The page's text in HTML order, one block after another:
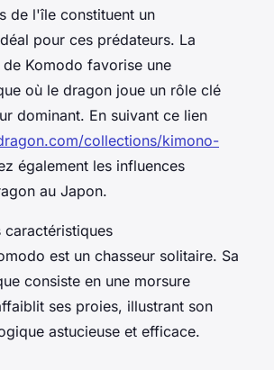
de l'île constituent un
pour ces prédateurs. La
Komodo favorise une
où le dragon joue un rôle clé
dominant. En suivant ce lien
collections/kimono-
également les influences
au Japon.
caractéristiques
est un chasseur solitaire. Sa
consiste en une morsure
ses proies, illustrant son
astucieuse et efficace.